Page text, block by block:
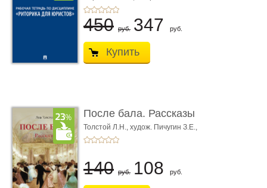
450 руб. 347 руб.
Купить
После бала. Рассказы
Толстой Л.Н., худож. Пичугин З.Е.,
худож. Лебедев А.И.,
140 руб. 108 руб.